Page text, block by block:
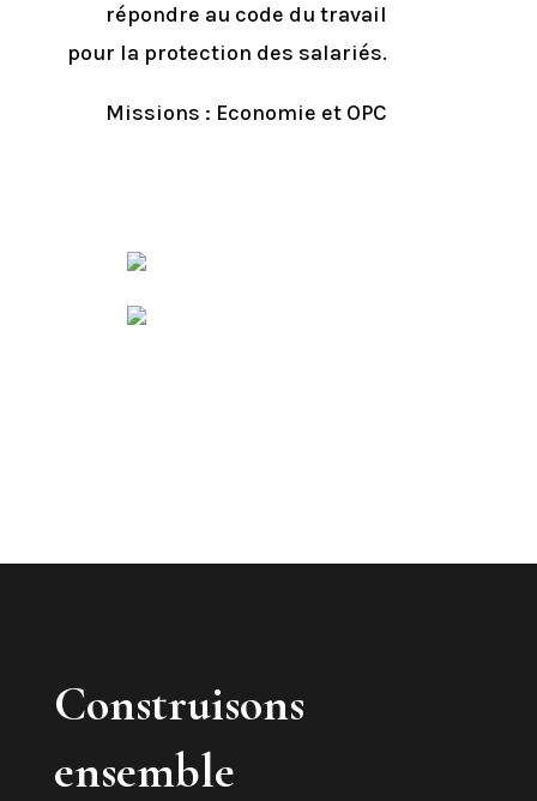
répondre au code du travail
pour la protection des salariés.
Missions : Economie et OPC
Construisons
ensemble